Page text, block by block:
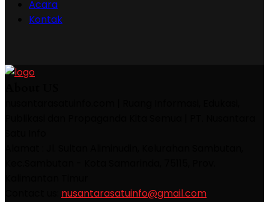
Acara
Kontak
nusantarasatuinfo@gmail.com